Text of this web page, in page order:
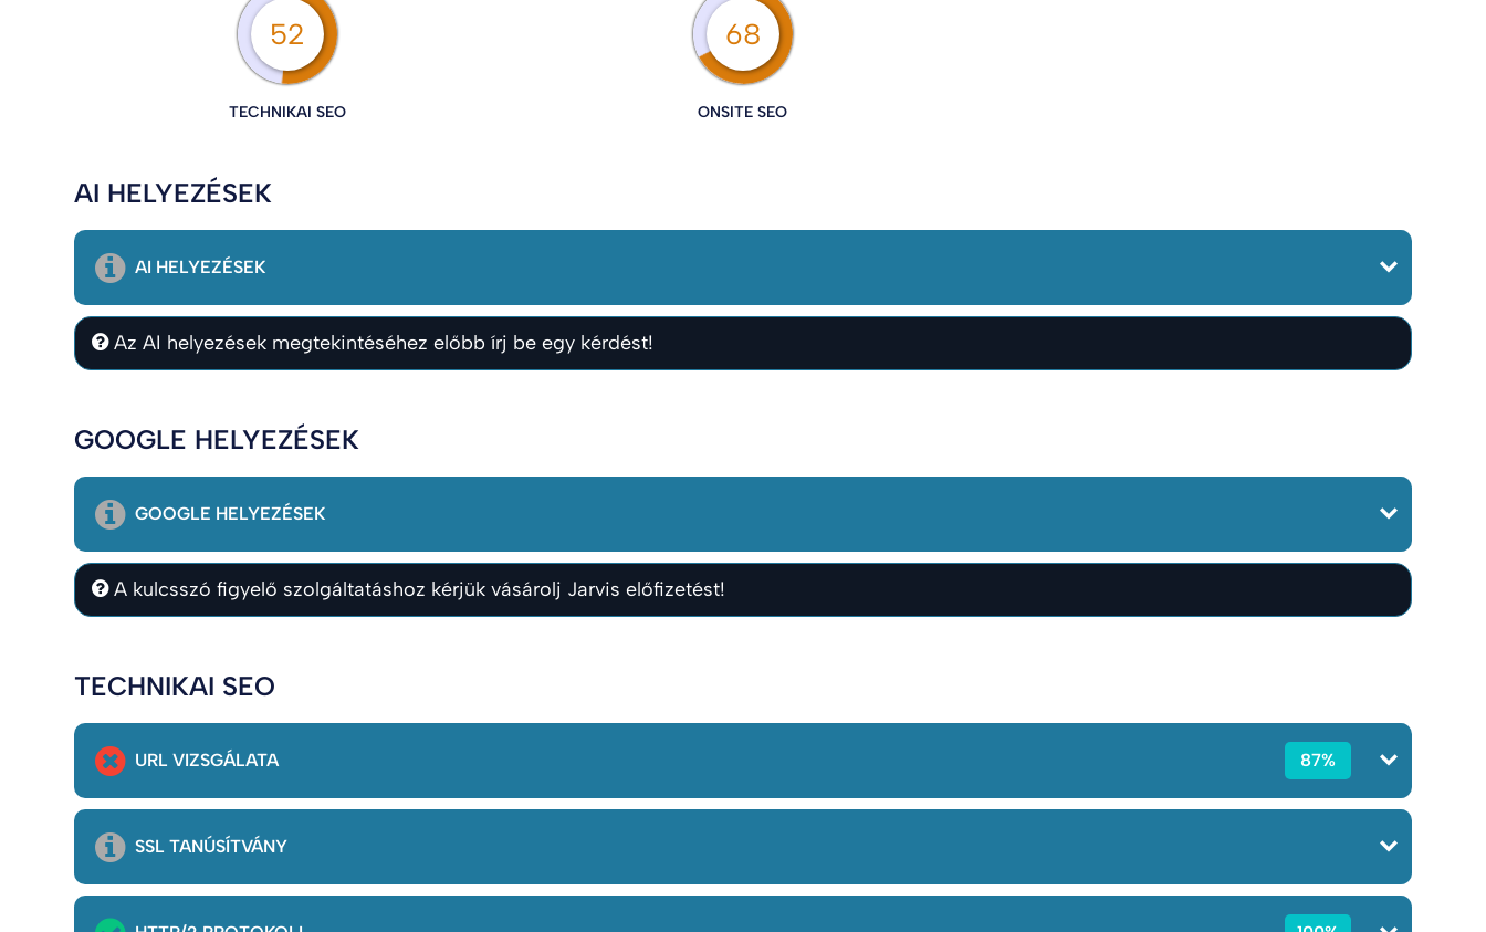
52
TECHNIKAI SEO
68
ONSITE SEO
AI HELYEZÉSEK
AI HELYEZÉSEK
Az AI helyezések megtekintéséhez előbb írj be egy kérdést!
GOOGLE HELYEZÉSEK
GOOGLE HELYEZÉSEK
A kulcsszó figyelő szolgáltatáshoz kérjük vásárolj Jarvis előfizetést!
TECHNIKAI SEO
URL VIZSGÁLATA 87%
SSL TANÚSÍTVÁNY